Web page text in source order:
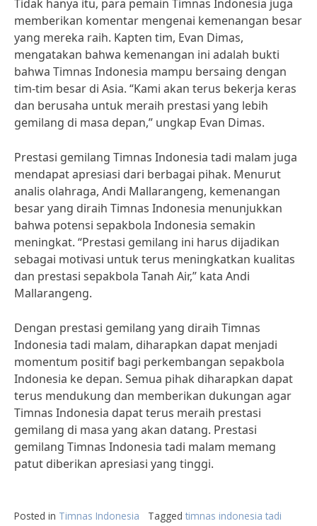
Tidak hanya itu, para pemain Timnas Indonesia juga
memberikan komentar mengenai kemenangan besar
yang mereka raih. Kapten tim, Evan Dimas,
mengatakan bahwa kemenangan ini adalah bukti
bahwa Timnas Indonesia mampu bersaing dengan
tim-tim besar di Asia. “Kami akan terus bekerja keras
dan berusaha untuk meraih prestasi yang lebih
gemilang di masa depan,” ungkap Evan Dimas.
Prestasi gemilang Timnas Indonesia tadi malam juga
mendapat apresiasi dari berbagai pihak. Menurut
analis olahraga, Andi Mallarangeng, kemenangan
besar yang diraih Timnas Indonesia menunjukkan
bahwa potensi sepakbola Indonesia semakin
meningkat. “Prestasi gemilang ini harus dijadikan
sebagai motivasi untuk terus meningkatkan kualitas
dan prestasi sepakbola Tanah Air,” kata Andi
Mallarangeng.
Dengan prestasi gemilang yang diraih Timnas
Indonesia tadi malam, diharapkan dapat menjadi
momentum positif bagi perkembangan sepakbola
Indonesia ke depan. Semua pihak diharapkan dapat
terus mendukung dan memberikan dukungan agar
Timnas Indonesia dapat terus meraih prestasi
gemilang di masa yang akan datang. Prestasi
gemilang Timnas Indonesia tadi malam memang
patut diberikan apresiasi yang tinggi.
Posted in Timnas Indonesia Tagged timnas indonesia tadi